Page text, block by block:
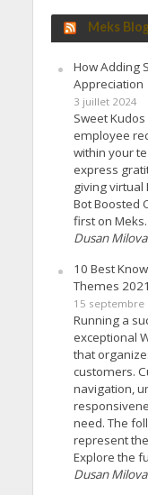
Meks
How Adding
Appreciation
3 juillet 2024
Sweet
employee
within your
express
giving virtual
Bot Boosted
first on Meks.
Dusan
10 Best
Themes 2021
15 septembre
Running a
exceptional
that
customers.
navigation,
need. The
represent
Explore the
Dusan